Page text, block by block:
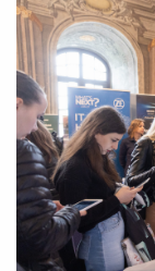
HTOTDK2027